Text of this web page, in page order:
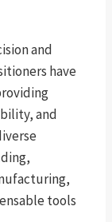
and
have
and
tools